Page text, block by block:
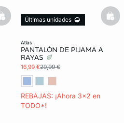
basketfull
atlas
PANTALÓN DE PIJAMA A
RAYAS
16,99 €29,99 €
REBAJAS: ¡Ahora 3x2 en
TODO*!
Últimas unidades